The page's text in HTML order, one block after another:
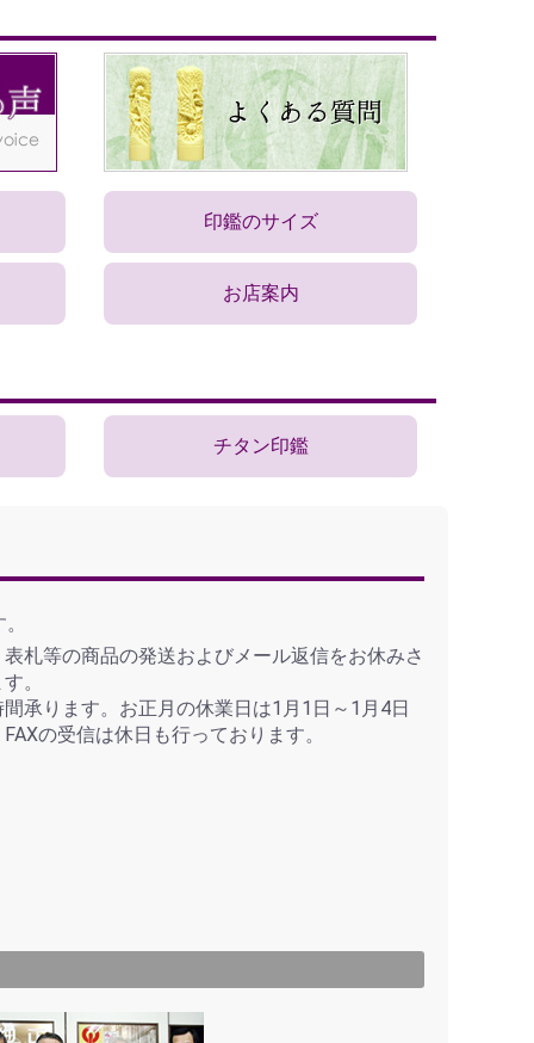
印鑑のサイズ
お店案内
チタン印鑑
札等の商品の発送およびメール返信をお休みさ
。
承ります。お正月の休業日は1月1日～1月4日
の受信は休日も行っております。